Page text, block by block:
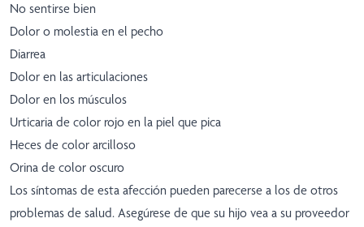
No sentirse bien
Dolor o molestia en el pecho
Diarrea
Dolor en las articulaciones
Dolor en los músculos
Urticaria de color rojo en la piel que pica
Heces de color arcilloso
Orina de color oscuro
Los síntomas de esta afección pueden parecerse a los de otros
problemas de salud. Asegúrese de que su hijo vea a su proveedor